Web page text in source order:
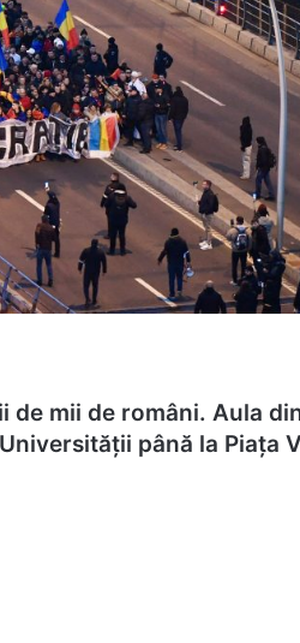
de mii de români. Aula
până la Piața